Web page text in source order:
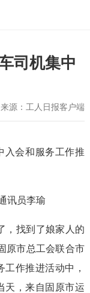
司机集中
来源： 工人日报客户端
入会和服务工作推
讯员李瑜
，找到了娘家人的
原市总工会联合市
作推进活动中，
天，来自固原市运